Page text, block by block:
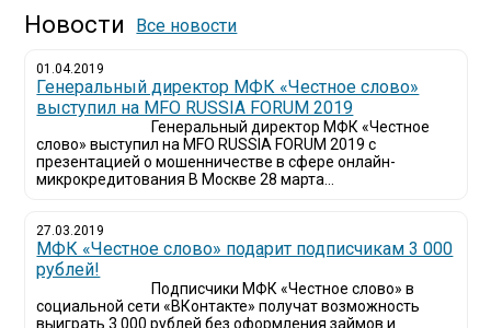
Новости Все новости
01.04.2019
Генеральный директор МФК «Честное слово»
выступил на MFO RUSSIA FORUM 2019
Генеральный директор МФК «Честное
слово» выступил на MFO RUSSIA FORUM 2019 с
презентацией о мошенничестве в сфере онлайн-
микрокредитования В Москве 28 марта...
27.03.2019
МФК «Честное слово» подарит подписчикам 3 000
рублей!
Подписчики МФК «Честное слово» в
социальной сети «ВКонтакте» получат возможность
выиграть 3 000 рублей без оформления займов и